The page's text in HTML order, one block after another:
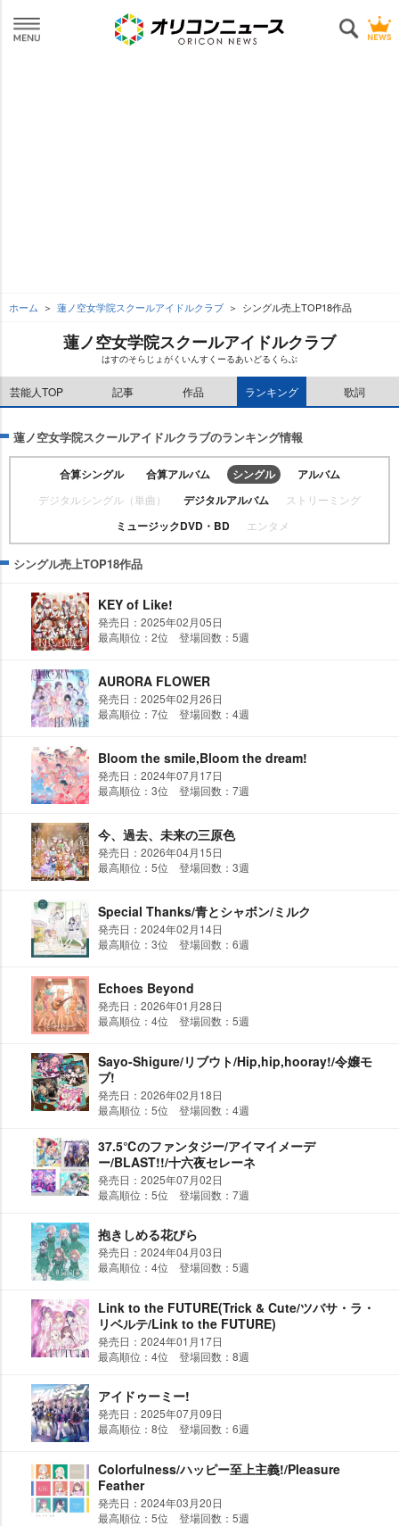
ホーム 蓮ノ空女学院スクールアイドルクラブ シングル売上TOP18作品
蓮ノ空女学院スクールアイドルクラブ
はすのそらじょがくいんすくーるあいどるくらぶ
芸能人TOP 記事 作品 ランキング 歌詞
蓮ノ空女学院スクールアイドルクラブのランキング情報
合算シングル 合算アルバム シングル アルバム
デジタルシングル（単曲） デジタルアルバム ストリーミング
ミュージックDVD・BD エンタメ
シングル売上TOP18作品
KEY of Like!
発売日：2025年02月05日
最高順位：2位 登場回数：5週
AURORA FLOWER
発売日：2025年02月26日
最高順位：7位 登場回数：4週
Bloom the smile,Bloom the dream!
発売日：2024年07月17日
最高順位：3位 登場回数：7週
今、過去、未来の三原色
発売日：2026年04月15日
最高順位：5位 登場回数：3週
Special Thanks/青とシャボン/ミルク
発売日：2024年02月14日
最高順位：3位 登場回数：6週
Echoes Beyond
発売日：2026年01月28日
最高順位：4位 登場回数：5週
Sayo-Shigure/リブウト/Hip,hip,hooray!/令嬢モ
ブ!
発売日：2026年02月18日
最高順位：5位 登場回数：4週
37.5℃のファンタジー/アイマイメーデ
ー/BLAST!!/十六夜セレーネ
発売日：2025年07月02日
最高順位：5位 登場回数：7週
抱きしめる花びら
発売日：2024年04月03日
最高順位：4位 登場回数：5週
Link to the FUTURE(Trick & Cute/ツバサ・ラ・
リベルテ/Link to the FUTURE)
発売日：2024年01月17日
最高順位：4位 登場回数：8週
アイドゥーミー!
発売日：2025年07月09日
最高順位：8位 登場回数：6週
Colorfulness/ハッピー至上主義!/Pleasure
Feather
発売日：2024年03月20日
最高順位：5位 登場回数：5週